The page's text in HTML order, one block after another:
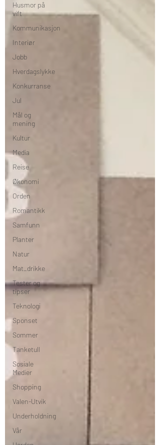
Husmor på
vift
Kommunikasjon
Interiør
Jobb
Hverdagslykke
Konkurranse
Jul
Mål og
mening
Kultur
Media
Reise
Økonomi
Orden
Romantikk
Samfunn
Planter
Natur
Mat_drikke
Tester og
tipser
Teknologi
Sponset
Sommer
Tanketull
Sosiale
Medier
Shopping
Valen-Utvik
Underholdning
Vår